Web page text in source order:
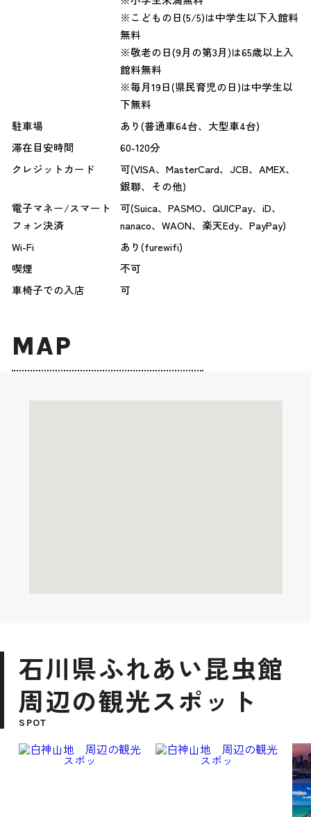
※こどもの日(5/5)は中学生以下入館料
無料
※敬老の日(9月の第3月)は65歳以上入
館料無料
※毎月19日(県民育児の日)は中学生以
下無料
駐車場
あり(普通車64台、大型車4台)
滞在目安時間
60-120分
クレジットカード
可(VISA、MasterCard、JCB、AMEX、
銀聯、その他)
電子マネー/スマート
フォン決済
可(Suica、PASMO、QUICPay、iD、
nanaco、WAON、楽天Edy、PayPay)
Wi-Fi
あり(furewifi)
喫煙
不可
車椅子での入店
可
MAP
石川県ふれあい昆虫館
周辺の観光スポット
SPOT